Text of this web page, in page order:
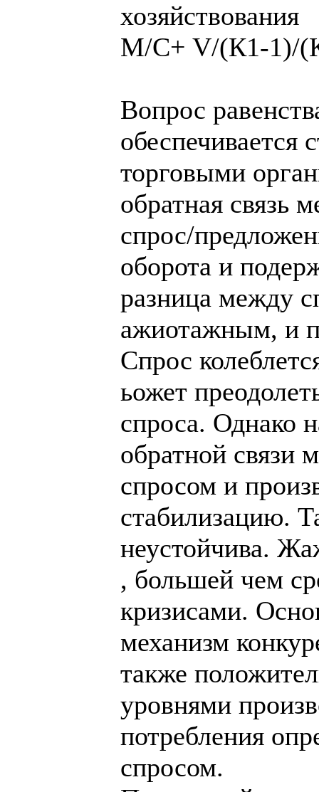
хозяйствования
М/С+ V/(К1-1)/
Вопрос
торговыми
обратная связь
спрос/
оборота и
разница между
ажиотажным, и
Спрос
ьожет
спроса. Однако
обратной связи
спросом и
стабилизацию.
неустойчива.
, большей чем
кризисами.
механизм
также
уровнями
потребления
спросом.